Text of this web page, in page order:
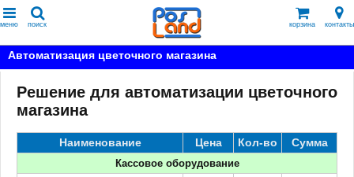
меню поиск корзина контакты
Автоматизация цветочного магазина
Решение для автоматизации цветочного
магазина
Наименование Цена Кол-во
Сумма
Кассовое оборудование